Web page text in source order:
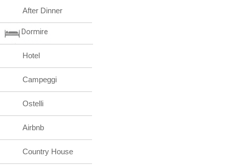
After Dinner
Dormire
Hotel
Campeggi
Ostelli
Airbnb
Country House